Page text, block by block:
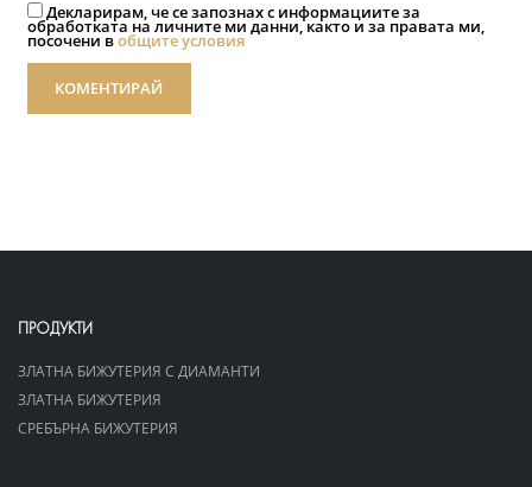
Декларирам, че се запознах с информациите за
обработката на личните ми данни, както и за правата ми,
посочени вобщите условия
КОМЕНТИРАЙ
ПРОДУКТИ
ЗЛАТНА БИЖУТЕРИЯ С ДИАМАНТИ
ЗЛАТНА БИЖУТЕРИЯ
СРЕБЪРНА БИЖУТЕРИЯ